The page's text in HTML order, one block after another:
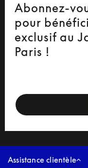
Abonnez-
pour
exclusif au
Paris !
Assistance clientèle